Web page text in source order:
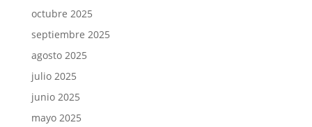
octubre 2025
septiembre 2025
agosto 2025
julio 2025
junio 2025
mayo 2025